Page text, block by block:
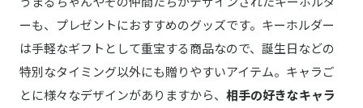
ーも、プレゼントにおすすめのグッズです。キーホルダー
は手軽なギフトとして重宝する商品なので、誕生日などの
特別なタイミング以外にも贈りやすいアイテム。キャラご
とに様々なデザインがありますから、 相手の好きなキャラ